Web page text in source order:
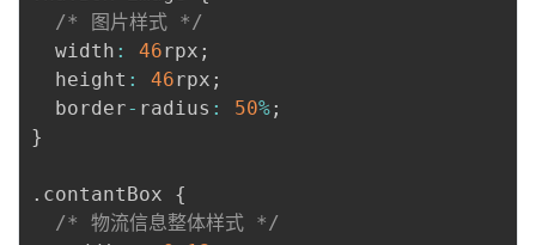
/* 图片样式 */
  width
: 46rpx ;
  height
: 46rpx ;
  border
- radius : 50%;
}
. contantBox {
/* 物流信息整体样式 */